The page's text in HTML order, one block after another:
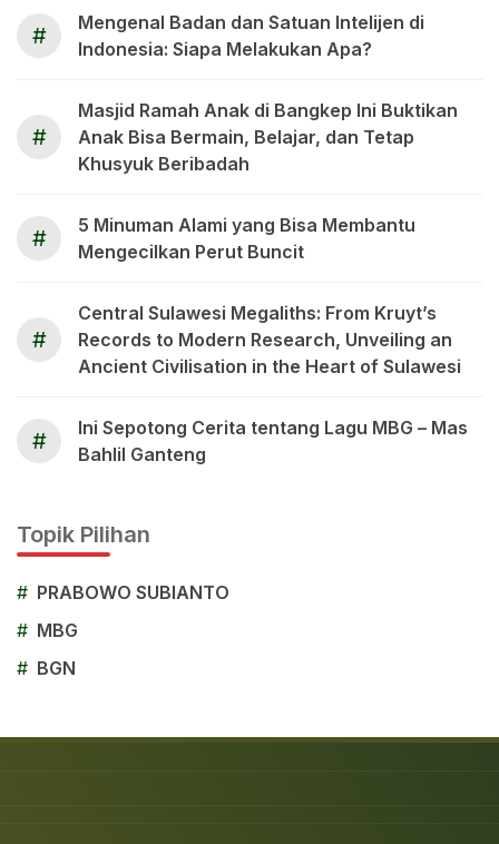
#
Mengenal Badan dan Satuan Intelijen di
Indonesia: Siapa Melakukan Apa?
#
Masjid Ramah Anak di Bangkep Ini Buktikan
Anak Bisa Bermain, Belajar, dan Tetap
Khusyuk Beribadah
#
5 Minuman Alami yang Bisa Membantu
Mengecilkan Perut Buncit
#
Central Sulawesi Megaliths: From Kruyt’s
Records to Modern Research, Unveiling an
Ancient Civilisation in the Heart of Sulawesi
#
Ini Sepotong Cerita tentang Lagu MBG – Mas
Bahlil Ganteng
Topik Pilihan
# PRABOWO SUBIANTO
# MBG
# BGN